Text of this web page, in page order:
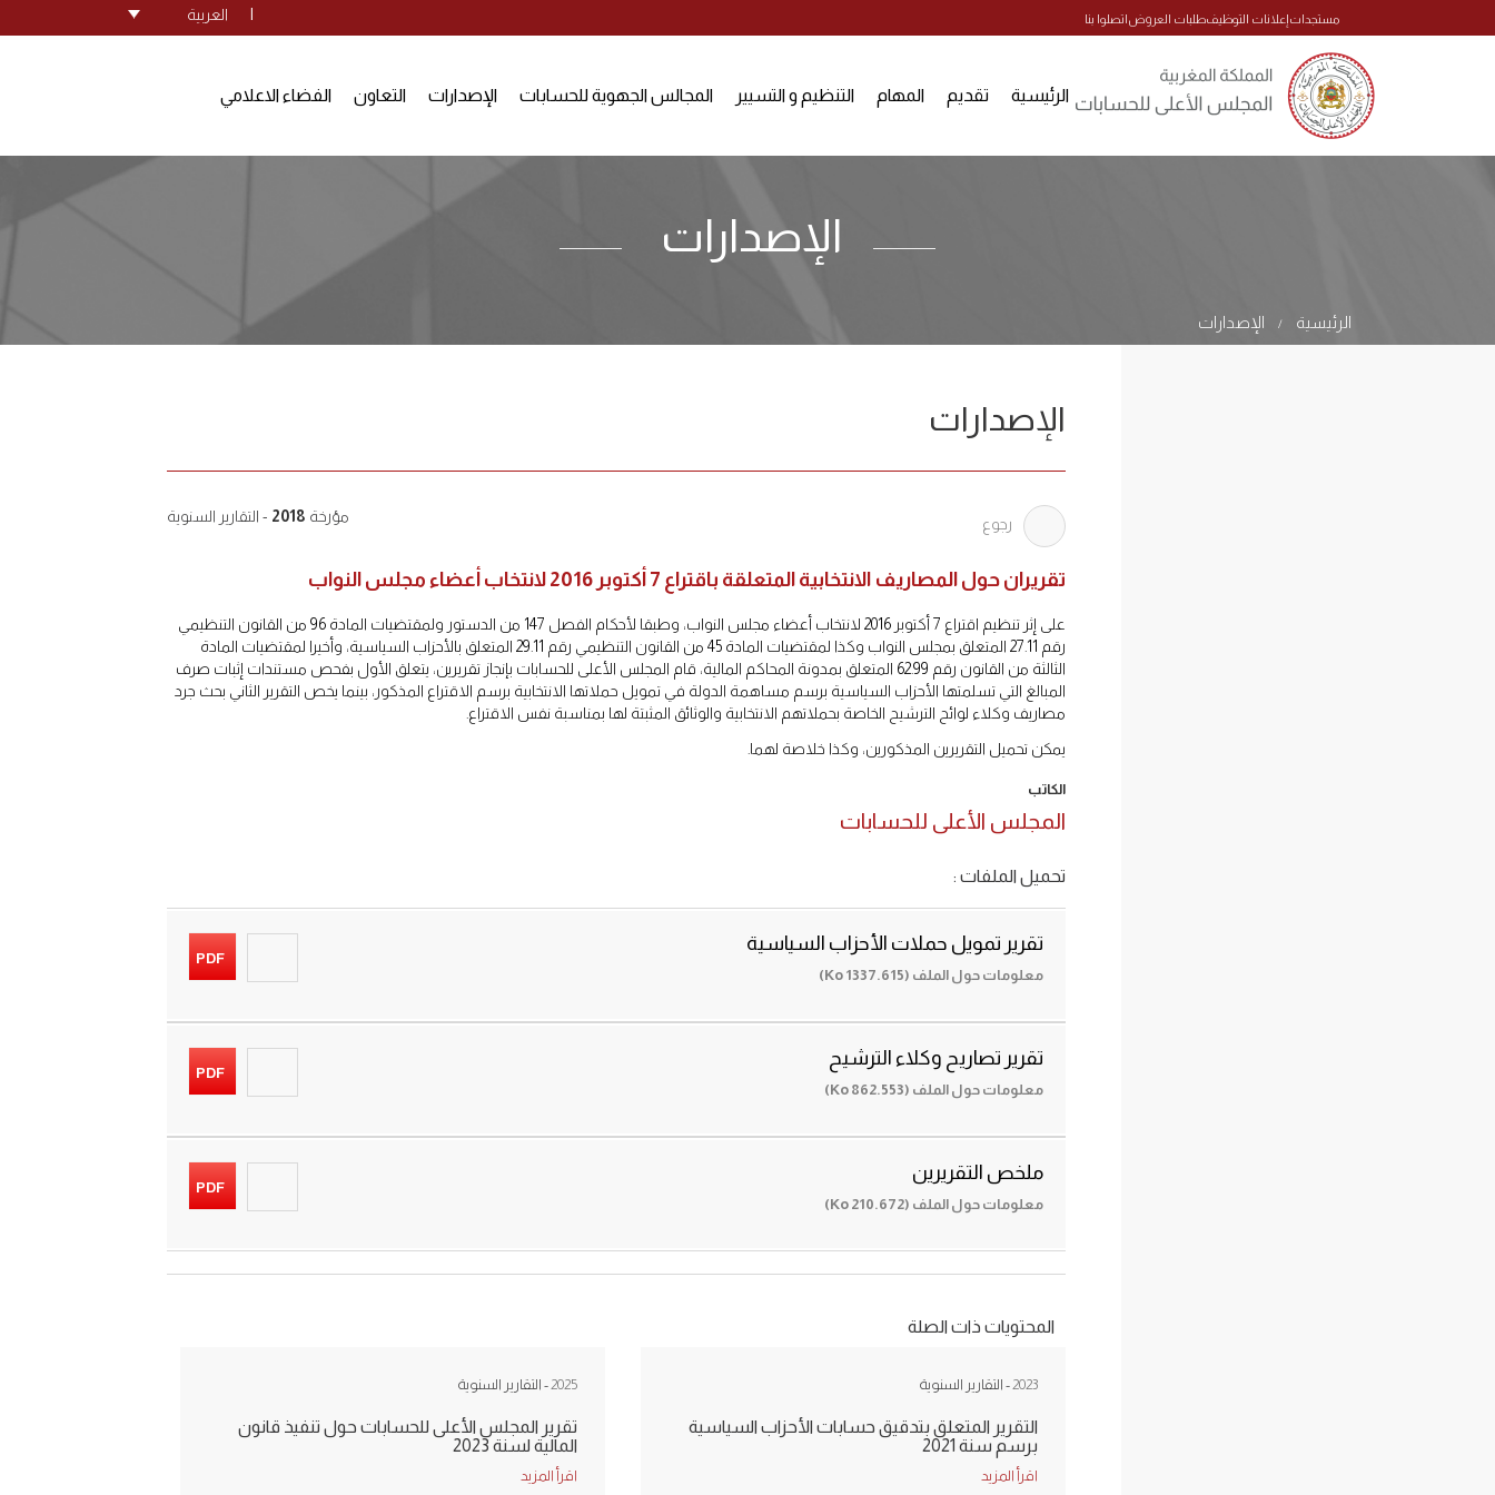
مستجداتإعلانات التوظيفطلبات العروضاتصلوا بنا العربية
الرئيسية تقديم المهام التنظيم و التسيير المجالس الجهوية للحسابات الإصدارات التعاون الفضاء الاعلامي
الإصدارات
الرئيسية / الإصدارات
الإصدارات
رجوع مؤرخة 2018 - التقارير السنوية
تقريران حول المصاريف الانتخابية المتعلقة باقتراع 7 أكتوبر 2016 لانتخاب أعضاء مجلس النواب
على إثر تنظيم اقتراع 7 أكتوبر 2016 لانتخاب أعضاء مجلس النواب، وطبقا لأحكام الفصل 147 من الدستور ولمقتضيات المادة 96 من القانون التنظيمي
رقم 27.11 المتعلق بمجلس النواب وكذا لمقتضيات المادة 45 من القانون التنظيمي رقم 29.11 المتعلق بالأحزاب السياسية، وأخيرا لمقتضيات المادة
الثالثة من القانون رقم 62.99 المتعلق بمدونة المحاكم المالية، قام المجلس الأعلى للحسابات بإنجاز تقريرين، يتعلق الأول بفحص مستندات إثبات صرف
المبالغ التي تسلمتها الأحزاب السياسية برسم مساهمة الدولة في تمويل حملاتها الانتخابية برسم الاقتراع المذكور، بينما يخص التقرير الثاني بحث جرد
مصاريف وكلاء لوائح الترشيح الخاصة بحملاتهم الانتخابية والوثائق المثبتة لها بمناسبة نفس الاقتراع.
يمكن تحميل التقريرين المذكورين، وكذا خلاصة لهما.
الكاتب
المجلس الأعلى للحسابات
تحميل الملفات :
تقرير تمويل حملات الأحزاب السياسية
معلومات حول الملف (1337.615 Ko)
PDF
تقرير تصاريح وكلاء الترشيح
معلومات حول الملف (862.553 Ko)
PDF
ملخص التقريرين
معلومات حول الملف (210.672 Ko)
PDF
المحتويات ذات الصلة
2025- التقارير السنوية
تقرير المجلس الأعلى للحسابات حول تنفيذ قانون
المالية لسنة 2023
اقرأ المزيد
2023- التقارير السنوية
التقرير المتعلق بتدقيق حسابات الأحزاب السياسية
برسم سنة 2021
اقرأ المزيد